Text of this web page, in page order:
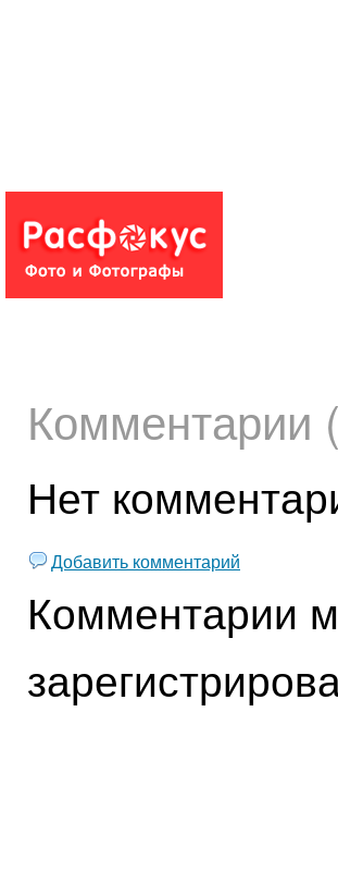
Комментарии
Нет
Добавить комментарий
Комментарии